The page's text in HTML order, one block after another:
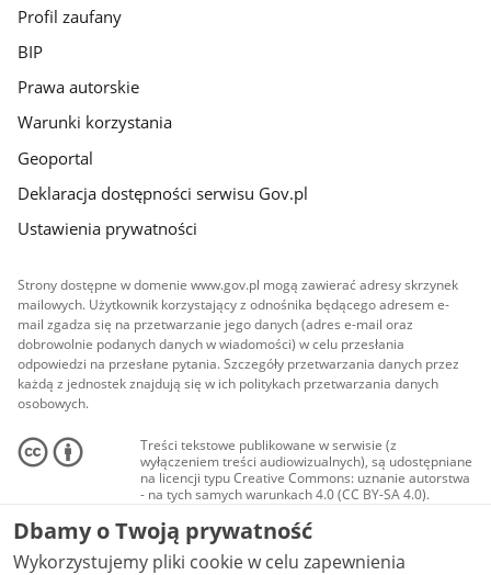
Profil zaufany
BIP
Prawa autorskie
Warunki korzystania
Geoportal
Deklaracja dostępności serwisu Gov.pl
Ustawienia prywatności
Strony dostępne w domenie www.gov.pl mogą zawierać adresy skrzynek
mailowych. Użytkownik korzystający z odnośnika będącego adresem e-
mail zgadza się na przetwarzanie jego danych (adres e-mail oraz
dobrowolnie podanych danych w wiadomości) w celu przesłania
odpowiedzi na przesłane pytania. Szczegóły przetwarzania danych przez
każdą z jednostek znajdują się w ich politykach przetwarzania danych
osobowych.
Treści tekstowe publikowane w serwisie (z
wyłączeniem treści audiowizualnych), są udostępniane
na licencji typu Creative Commons: uznanie autorstwa
- na tych samych warunkach 4.0 (CC BY-SA 4.0).
Materiały audiowizualne, w tym zdjęcia, materiały
audio i wideo, są udostępniane na licencji typu
Creative Commons: uznanie autorstwa użycie
niekomercyjne - bez utworów zależnych 4.0 (CC BY-
Dbamy o Twoją prywatność
Wykorzystujemy pliki cookie w celu zapewnienia